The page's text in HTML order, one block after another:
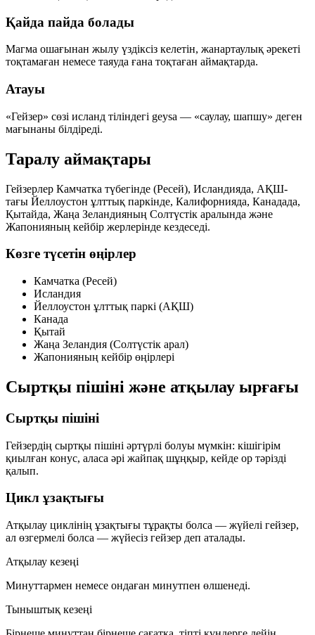
Қайда пайда болады
Магма ошағынан жылу үздіксіз келетін, жанартаулық әрекеті
тоқтамаған немесе таяуда ғана тоқтаған аймақтарда.
Атауы
«Гейзер» сөзі исланд тіліндегі geysa — «саулау, шапшу» деген
мағынаны білдіреді.
Таралу аймақтары
Гейзерлер Камчатка түбегінде (Ресей), Исландияда, АҚШ-
тағы Йеллоустон ұлттық паркінде, Калифорнияда, Канадада,
Қытайда, Жаңа Зеландияның Солтүстік аралында және
Жапонияның кейбір жерлерінде кездеседі.
Көзге түсетін өңірлер
Камчатка (Ресей)
Исландия
Йеллоустон ұлттық паркі (АҚШ)
Канада
Қытай
Жаңа Зеландия (Солтүстік арал)
Жапонияның кейбір өңірлері
Сыртқы пішіні және атқылау ырғағы
Сыртқы пішіні
Гейзердің сыртқы пішіні әртүрлі болуы мүмкін: кішігірім
қиылған конус, аласа әрі жайпақ шұңқыр, кейде ор тәрізді
қалып.
Цикл ұзақтығы
Атқылау циклінің ұзақтығы тұрақты болса — жүйелі гейзер,
ал өзгермелі болса — жүйесіз гейзер деп аталады.
Атқылау кезеңі
Минуттармен немесе ондаған минутпен өлшенеді.
Тыныштық кезеңі